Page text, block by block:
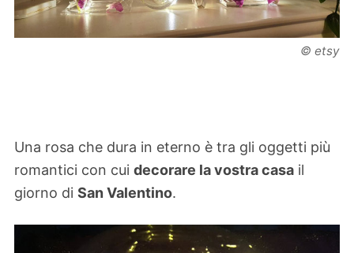
© etsy
Una rosa che dura in eterno è tra gli oggetti più
romantici con cui decorare la vostra casa il
giorno di San Valentino.